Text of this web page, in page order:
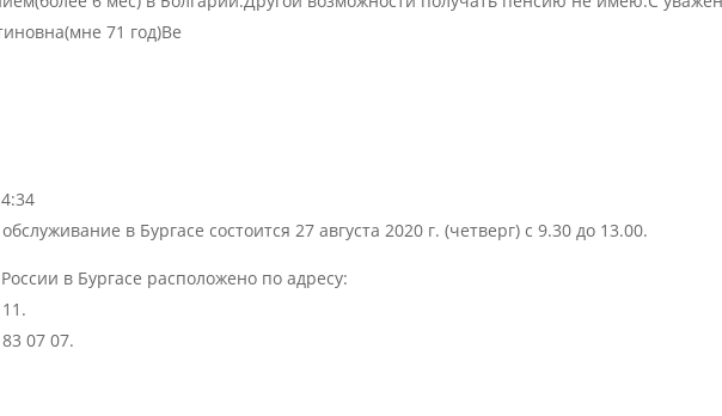
71 год)Ве
в Бургасе состоится 27 августа 2020 г. (четверг) с 9.30 до 13.00.
в Бургасе расположено по адресу:
07 07.